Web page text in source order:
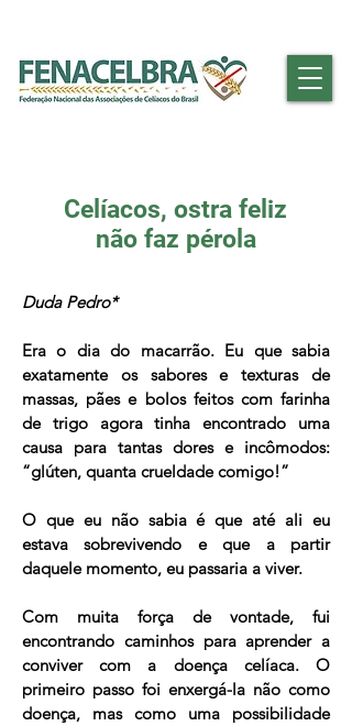
Celíacos, ostra feliz
não faz pérola
Duda Pedro*
Era o dia do macarrão. Eu que sabia
exatamente os sabores e texturas de
massas, pães e bolos feitos com farinha
de trigo agora tinha encontrado uma
causa para tantas dores e incômodos:
“glúten, quanta crueldade comigo!”
O que eu não sabia é que até ali eu
estava sobrevivendo e que a partir
daquele momento, eu passaria a viver.
Com muita força de vontade, fui
encontrando caminhos para aprender a
conviver com a doença celíaca. O
primeiro passo foi enxergá-la não como
doença, mas como uma possibilidade